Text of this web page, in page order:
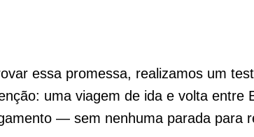
essa promessa, realizamos um
uma viagem de ida e volta entre
— sem nenhuma parada para